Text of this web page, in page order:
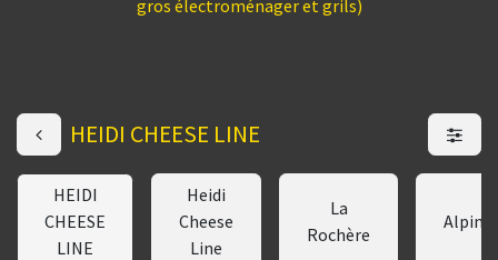
gros électroménager et grils)
HEIDI CHEESE LINE
HEIDI
CHEESE
LINE
Heidi
Cheese
Line
La
Rochère